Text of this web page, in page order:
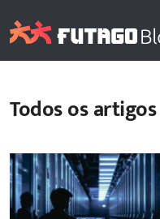
Todos os artigos